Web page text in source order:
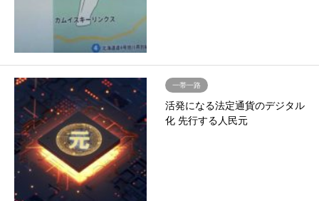
一帯一路
活発になる法定通貨のデジタル
化 先行する人民元